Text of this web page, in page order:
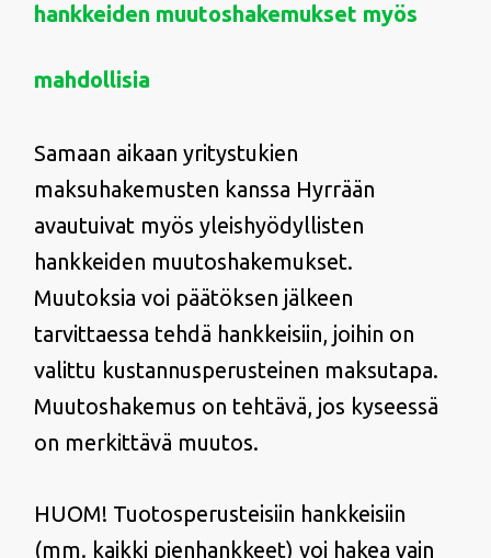
hankkeiden muutoshakemukset myös
mahdollisia
Samaan aikaan yritystukien
maksuhakemusten kanssa Hyrrään
avautuivat myös yleishyödyllisten
hankkeiden muutoshakemukset.
Muutoksia voi päätöksen jälkeen
tarvittaessa tehdä hankkeisiin, joihin on
valittu kustannusperusteinen maksutapa.
Muutoshakemus on tehtävä, jos kyseessä
on merkittävä muutos.
HUOM! Tuotosperusteisiin hankkeisiin
(mm. kaikki pienhankkeet) voi hakea vain